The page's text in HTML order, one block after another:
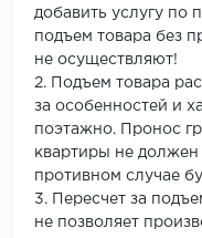
добавить услугу по
подъем товара без
не осуществляют!
2. Подъем товара
за особенностей и
поэтажно. Пронос
квартиры не должен
противном случае
3. Пересчет за
не позволяет